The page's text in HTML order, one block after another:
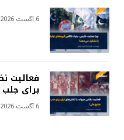
6 آگست 2026
فعالیت
برای جلب
6 آگست 2026